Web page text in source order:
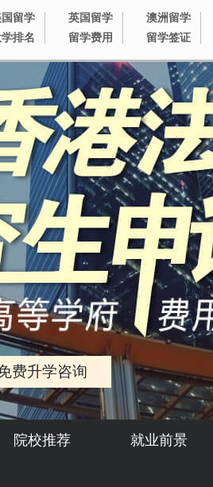
留学
学排名
英国留学
留学费用
澳洲留学
留学签证
费升学咨询
院校推荐 就业前景